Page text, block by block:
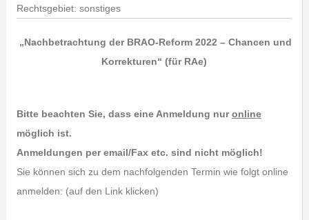
Rechtsgebiet: sonstiges
„Nachbetrachtung der BRAO-Reform 2022 – Chancen und
Korrekturen“ (für RAe)
Bitte beachten Sie, dass eine Anmeldung nuronline
möglich ist.
Anmeldungen per email/Fax etc. sind nicht möglich!
Sie können sich zu dem nachfolgenden Termin wie folgt online
anmelden: (auf den Link klicken)